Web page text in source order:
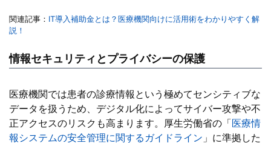
関連記事： IT導入補助金とは？医療機関向けに活用術をわかりやすく解
説！
情報セキュリティとプライバシーの保護
医療機関では患者の診療情報という極めてセンシティブな
データを扱うため、デジタル化によってサイバー攻撃や不
正アクセスのリスクも高まります。厚生労働省の「医療情
報システムの安全管理に関するガイドライン 」に準拠した